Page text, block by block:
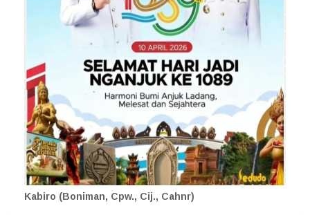
Kabiro (Boniman, Cpw., Cij., Cahnr)